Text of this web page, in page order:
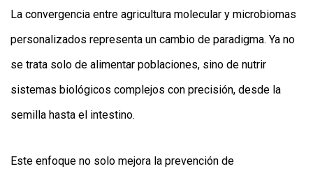
La convergencia entre agricultura molecular y microbiomas
personalizados representa un cambio de paradigma. Ya no
se trata solo de alimentar poblaciones, sino de nutrir
sistemas biológicos complejos con precisión, desde la
semilla hasta el intestino.
Este enfoque no solo mejora la prevención de